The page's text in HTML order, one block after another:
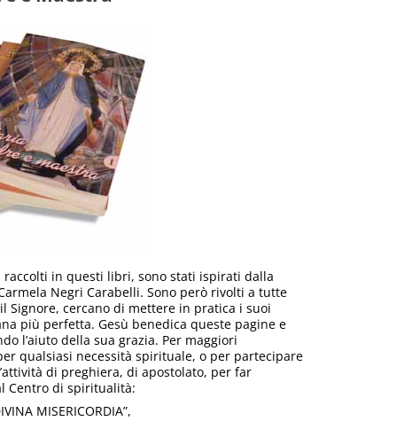
in questi libri, sono stati ispirati dalla
Negri Carabelli. Sono però rivolti a tutte
Signore, cercano di mettere in pratica i suoi
più perfetta. Gesù benedica queste pagine e
l’aiuto della sua grazia. Per maggiori
qualsiasi necessità spirituale, o per partecipare
di preghiera, di apostolato, per far
Centro di spiritualità:
MISERICORDIA”,